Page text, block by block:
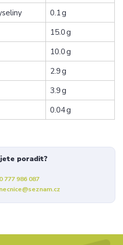
0.1 g
15.0 g
10.0 g
2.9 g
3.9 g
0.04 g
poradit?
777 986 087